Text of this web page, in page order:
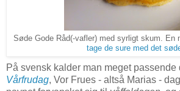
Søde Gode Råd(-vafler) med syrligt skum. En
tage de sure med det
På svensk kalder man meget passende
Vårfrudag, Vor Frues - altså Marias -